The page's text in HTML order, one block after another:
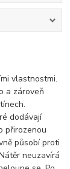
vlastnostmi.
a zároveň
dodávají
přirozenou
působí proti
neuzavírá